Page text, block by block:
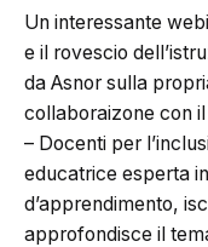
Un interessante
e il rovescio
da Asnor sulla
collaboraizone con
– Docenti per
educatrice esperta
d’apprendimento,
approfondisce il